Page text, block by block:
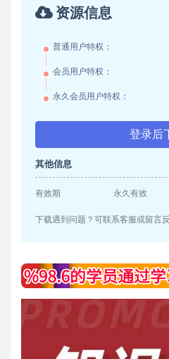
资源信息
普通用户特权：
会员用户特权：
永久会员用户特权：
登录后
其他信息
有效期 永久有效
下载遇到问题？可联系客服或留言